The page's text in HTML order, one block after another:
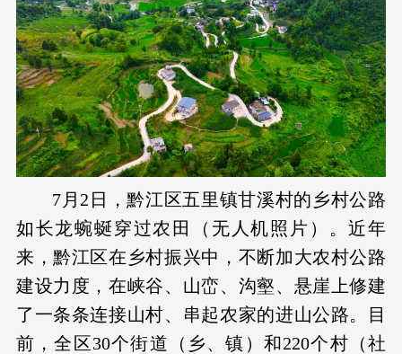
7月2日，黔江区五里镇甘溪村的乡村公路
如长龙蜿蜒穿过农田（无人机照片）。近年
来，黔江区在乡村振兴中，不断加大农村公路
建设力度，在峡谷、山峦、沟壑、悬崖上修建
了一条条连接山村、串起农家的进山公路。目
前，全区30个街道（乡、镇）和220个村（社